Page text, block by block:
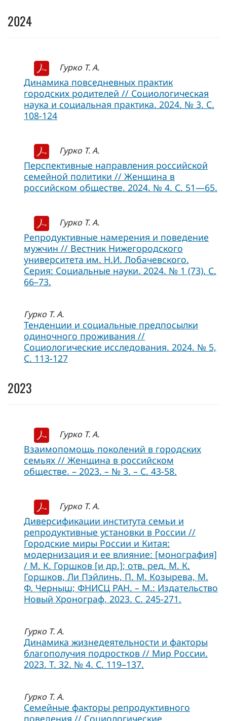
2024
Гурко Т. А.
Динамика повседневных практик
городских родителей // Социологическая
наука и социальная практика. 2024. № 3. С.
108-124
Гурко Т. А.
Перспективные направления российской
семейной политики // Женщина в
российском обществе. 2024. № 4. С. 51—65.
Гурко Т. А.
Репродуктивные намерения и поведение
мужчин // Вестник Нижегородского
университета им. Н.И. Лобачевского.
Серия: Социальные науки. 2024. № 1 (73). С.
66–73.
Гурко Т. А.
Тенденции и социальные предпосылки
одиночного проживания //
Социологические исследования. 2024. № 5,
C. 113-127
2023
Гурко Т. А.
Взаимопомощь поколений в городских
семьях // Женщина в российском
обществе. – 2023. – № 3. – С. 43-58.
Гурко Т. А.
Диверсификации института семьи и
репродуктивные установки в России //
Городские миры России и Китая:
модернизация и ее влияние: [монография]
/ М. К. Горшков [и др.]; отв. ред. М. К.
Горшков, Ли Пэйлинь, П. М. Козырева, М.
Ф. Черныш; ФНИСЦ РАН. – М.: Издательство
Новый Хронограф, 2023. С. 245-271.
Гурко Т. А.
Динамика жизнедеятельности и факторы
благополучия подростков // Мир России.
2023. Т. 32. № 4. С. 119–137.
Гурко Т. А.
Семейные факторы репродуктивного